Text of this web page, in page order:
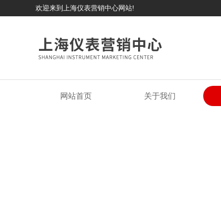
欢迎来到上海仪表营销中心网站!
网站首页 关于我们